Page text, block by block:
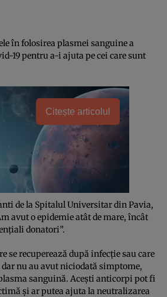
în folosirea plasmei sanguine a
19 pentru a-i ajuta pe cei care sunt
Citește articolul
de la Spitalul Universitar din Pavia,
avut o epidemie atât de mare, încât
donatori”.
se recuperează după infecţie sau care
nu au avut niciodată simptome,
sanguină. Aceşti anticorpi pot fi
şi ar putea ajuta la neutralizarea